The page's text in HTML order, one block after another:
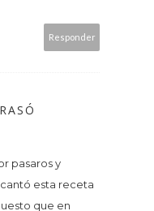
Responder
pasaros y
esta receta
que en